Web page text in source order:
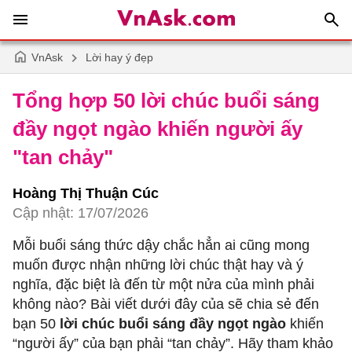
VnAsk Lời hay ý đẹp
Tổng hợp 50 lời chúc buổi sáng
đầy ngọt ngào khiến người ấy
"tan chảy"
Hoàng Thị Thuận Cúc
Cập nhật: 17/07/2026
Mỗi buổi sáng thức dậy chắc hẳn ai cũng mong
muốn được nhận những lời chúc thật hay và ý
nghĩa, đặc biệt là đến từ một nửa của mình phải
không nào? Bài viết dưới đây của sẽ chia sẻ đến
bạn 50 lời chúc buổi sáng đầy ngọt ngào khiến
“người ấy” của bạn phải “tan chảy”. Hãy tham khảo